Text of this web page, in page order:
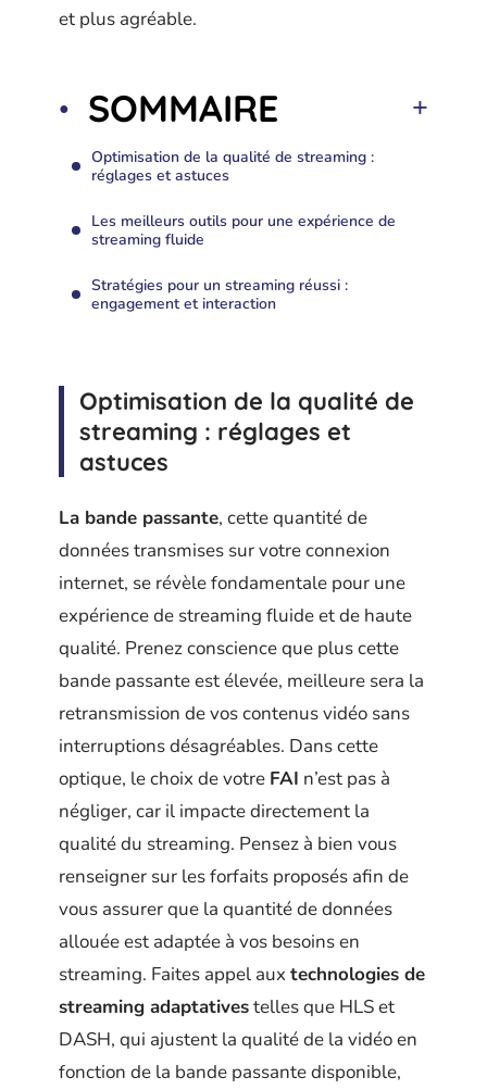
et plus agréable.
SOMMAIRE
Optimisation de la qualité de streaming :
réglages et astuces
Les meilleurs outils pour une expérience de
streaming fluide
Stratégies pour un streaming réussi :
engagement et interaction
Optimisation de la qualité de
streaming : réglages et
astuces
La bande passante, cette quantité de
données transmises sur votre connexion
internet, se révèle fondamentale pour une
expérience de streaming fluide et de haute
qualité. Prenez conscience que plus cette
bande passante est élevée, meilleure sera la
retransmission de vos contenus vidéo sans
interruptions désagréables. Dans cette
optique, le choix de votre FAI n’est pas à
négliger, car il impacte directement la
qualité du streaming. Pensez à bien vous
renseigner sur les forfaits proposés afin de
vous assurer que la quantité de données
allouée est adaptée à vos besoins en
streaming. Faites appel aux technologies de
streaming adaptativestelles que HLS et
DASH, qui ajustent la qualité de la vidéo en
fonction de la bande passante disponible,